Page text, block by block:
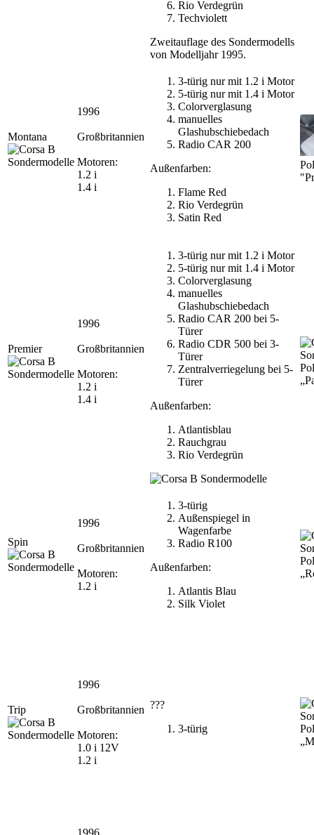
Rio Verdegrün
Techviolett
Zweitauflage des Sondermodells
von Modelljahr 1995.
Montana
1996
Großbritannien
Motoren:
1.2 i
1.4 i
3-türig nur mit 1.2 i Motor
5-türig nur mit 1.4 i Motor
Colorverglasung
manuelles
Glashubschiebedach
Radio CAR 200
Außenfarben:
Flame Red
Rio Verdegrün
Satin Red
Premier
1996
Großbritannien
Motoren:
1.2 i
1.4 i
3-türig nur mit 1.2 i Motor
5-türig nur mit 1.4 i Motor
Colorverglasung
manuelles
Glashubschiebedach
Radio CAR 200 bei 5-
Türer
Radio CDR 500 bei 3-
Türer
Zentralverriegelung bei 5-
Türer
Außenfarben:
Atlantisblau
Rauchgrau
Rio Verdegrün
Spin
1996
Großbritannien
Motoren:
1.2 i
3-türig
Außenspiegel in
Wagenfarbe
Radio R100
Außenfarben:
Atlantis Blau
Silk Violet
Trip
1996
Großbritannien
Motoren:
1.0 i 12V
1.2 i
???
3-türig
1996